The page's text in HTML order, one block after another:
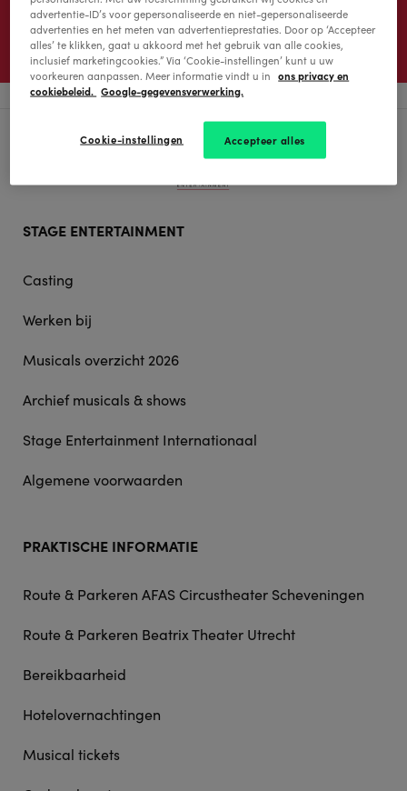
STAGE ENTERTAINMENT
Casting
Werken bij
Musicals overzicht 2026
Archief musicals & shows
Stage Entertainment Internationaal
Algemene voorwaarden
PRAKTISCHE INFORMATIE
Route & Parkeren AFAS Circustheater Scheveningen
Route & Parkeren Beatrix Theater Utrecht
Bereikbaarheid
Hotelovernachtingen
Musical tickets
advertentie-ID’s voor gepersonaliseerde en niet-gepersonaliseerde
advertenties en het meten van advertentieprestaties. Door op ‘Accepteer
alles’ te klikken, gaat u akkoord met het gebruik van alle cookies,
inclusief marketingcookies.” Via ‘Cookie-instellingen’ kunt u uw
voorkeuren aanpassen. Meer informatie vindt u in
ons privacy en
cookiebeleid. Google-gegevensverwerking.
Accepteer alles
Cookie-instellingen